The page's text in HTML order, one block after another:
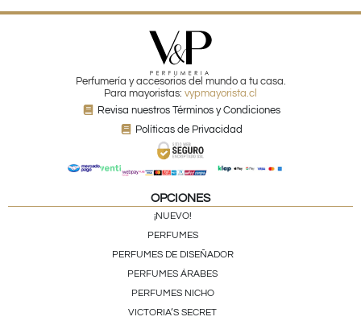
Perfumería y accesorios del mundo a tu casa.
Para mayoristas: vypmayorista.cl
Revisa nuestros Términos y Condiciones
Políticas de Privacidad
OPCIONES
¡NUEVO!
PERFUMES
PERFUMES DE DISEÑADOR
PERFUMES ÁRABES
PERFUMES NICHO
VICTORIA’S SECRET